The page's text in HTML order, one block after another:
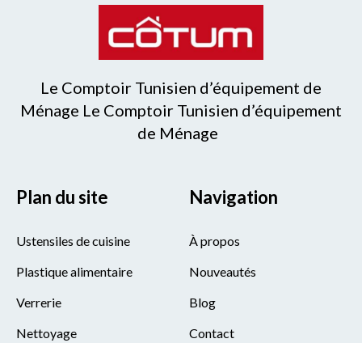
Le Comptoir Tunisien d’équipement de
Ménage Le Comptoir Tunisien d’équipement
de Ménage
Plan du site
Ustensiles de cuisine
Plastique alimentaire
Verrerie
Nettoyage
Navigation
À propos
Nouveautés
Blog
Contact